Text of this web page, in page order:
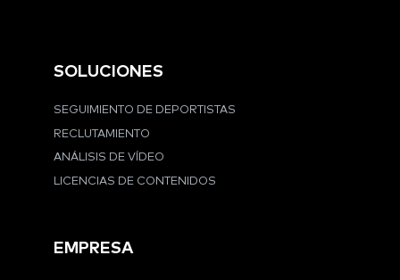
SOLUCIONES
SEGUIMIENTO DE DEPORTISTAS
RECLUTAMIENTO
ANÁLISIS DE VÍDEO
LICENCIAS DE CONTENIDOS
EMPRESA